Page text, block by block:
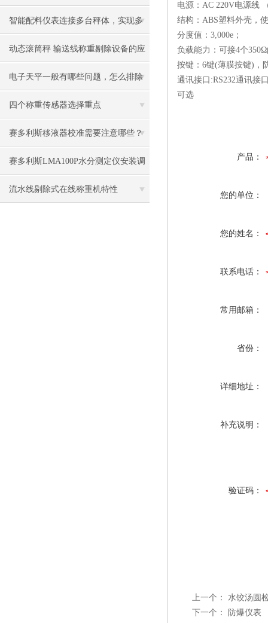
智能配料仪表连接多台秤体，实现多
量程称重配料操作，自动防错
动态滚筒秤 输送线称重剔除设备的应
用
电子天平一般有哪些问题，怎么排除
四个称重传感器选择重点
赛多利斯移液器校准需要注意哪些？
赛多利斯LMA100P水分测定仪安装调
试，验收成功！
流水线剔除式在线称重机特性
电源：AC 220V电源线
结构：ABS塑料外壳，
分度值：3,000e；
负载能力：可接4个
按键：6键(薄膜按键)，
通讯接口:RS232通讯接
可选
产品：
您的单位：
您的姓名：
联系电话：
常用邮箱：
省份：
详细地址：
补充说明：
验证码：
上一个：
水饺汤圆
下一个：
防爆仪表